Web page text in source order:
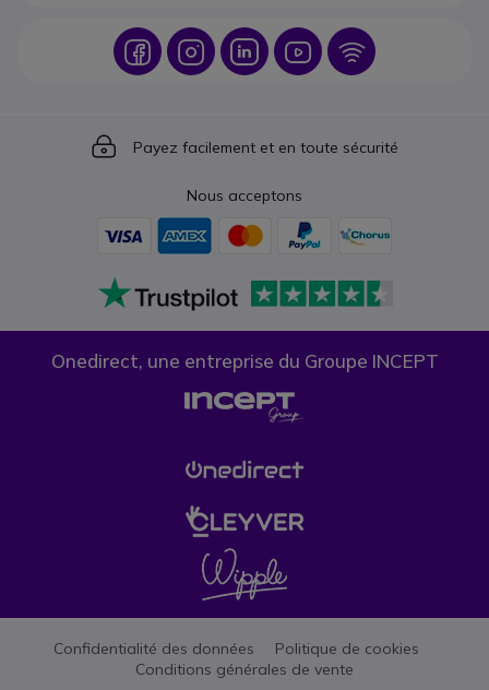
Icon IconIcon Icon Icon
Icon
Payez facilement et en toute sécurité
Nous acceptons
Onedirect, une entreprise du Groupe INCEPT
Confidentialité des données
Politique de cookies
Conditions générales de vente